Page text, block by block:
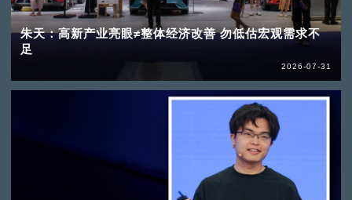
朱天：高新产业亮眼≠整体经济改善 勿低估宏观需求不
足
2026-07-31